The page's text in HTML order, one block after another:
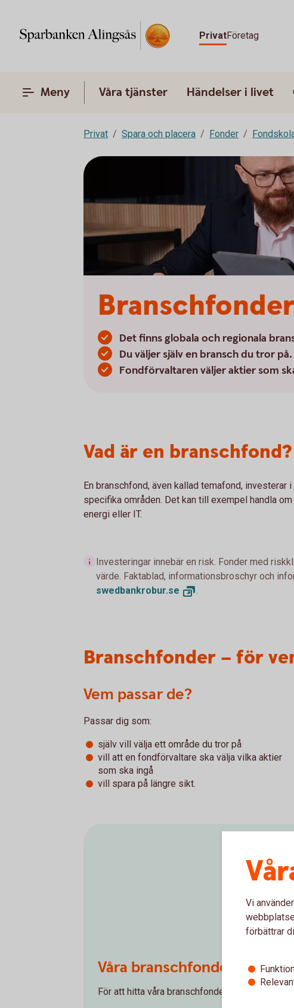
PrivatFöretag
Meny Våra tjänster Händelser i livet
Privat Spara och placera Fonder
Branschfonder
Det finns globala och regionala
Du väljer själv en bransch du tror på.
Fondförvaltaren väljer aktier som
Vad är en branschfond?
En branschfond, även kallad temafond,
specifika områden. Det kan till exempel handla
energi eller IT.
Investeringar innebär en risk. Fonder med
värde. Faktablad, informationsbroschyr och
swedbankrobur.se .
Branschfonder – för
Vem passar de?
Passar dig som:
själv vill välja ett område du tror på
vill att en fondförvaltare ska välja vilka aktier
som ska ingå
vill spara på längre sikt.
Våra branschfonder
För att hitta våra branschfonder - följ stegen:
Vi
förbättrar